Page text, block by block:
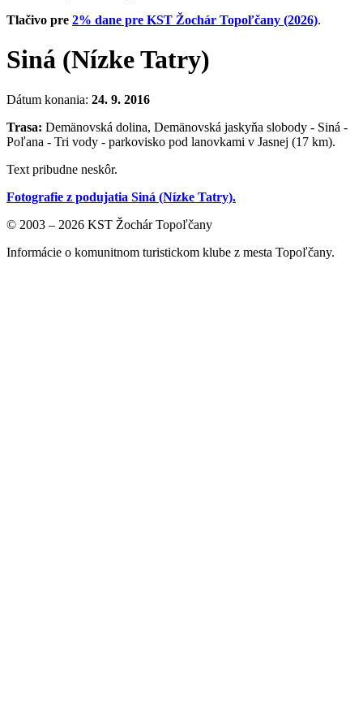
Tlačivo pre 2% dane pre KST Žochár Topoľčany (2026).
Siná (Nízke Tatry)
Dátum konania: 24. 9. 2016
Trasa: Demänovská dolina, Demänovská jaskyňa slobody - Siná -
Poľana - Tri vody - parkovisko pod lanovkami v Jasnej (17 km).
Text pribudne neskôr.
Fotografie z podujatia Siná (Nízke Tatry).
© 2003 – 2026 KST Žochár Topoľčany
Informácie o komunitnom turistickom klube z mesta Topoľčany.